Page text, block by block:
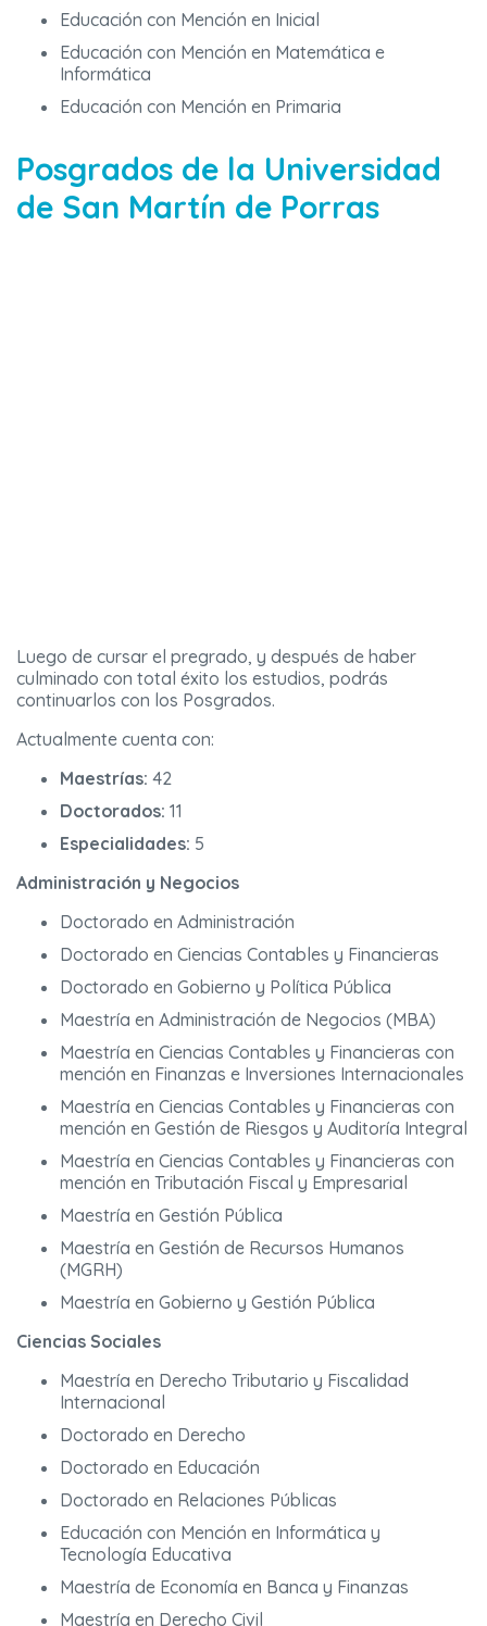
Educación con Mención en Inicial
Educación con Mención en Matemática e
Informática
Educación con Mención en Primaria
Posgrados de la Universidad
de San Martín de Porras
Luego de cursar el pregrado, y después de haber
culminado con total éxito los estudios, podrás
continuarlos con los Posgrados.
Actualmente cuenta con:
Maestrías: 42
Doctorados: 11
Especialidades: 5
Administración y Negocios
Doctorado en Administración
Doctorado en Ciencias Contables y Financieras
Doctorado en Gobierno y Política Pública
Maestría en Administración de Negocios (MBA)
Maestría en Ciencias Contables y Financieras con
mención en Finanzas e Inversiones Internacionales
Maestría en Ciencias Contables y Financieras con
mención en Gestión de Riesgos y Auditoría Integral
Maestría en Ciencias Contables y Financieras con
mención en Tributación Fiscal y Empresarial
Maestría en Gestión Pública
Maestría en Gestión de Recursos Humanos
(MGRH)
Maestría en Gobierno y Gestión Pública
Ciencias Sociales
Maestría en Derecho Tributario y Fiscalidad
Internacional
Doctorado en Derecho
Doctorado en Educación
Doctorado en Relaciones Públicas
Educación con Mención en Informática y
Tecnología Educativa
Maestría de Economía en Banca y Finanzas
Maestría en Derecho Civil